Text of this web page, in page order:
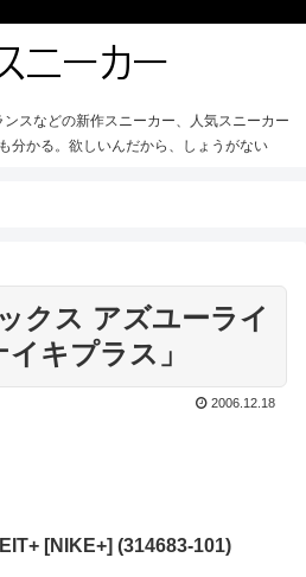
スなどの新作スニーカー、人気スニーカー
分かる。欲しいんだから、しょうがない
クス アズユーライ
キプラス」
2006.12.18
[NIKE+] (314683-101)